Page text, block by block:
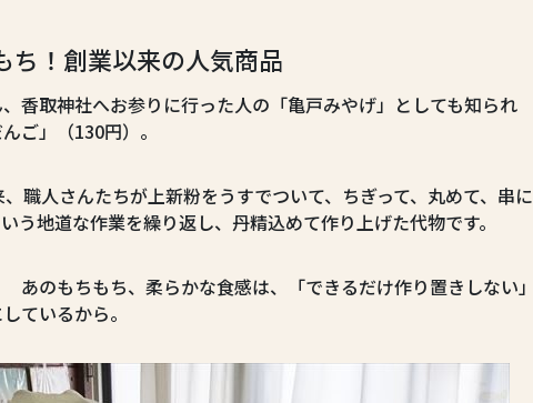
ち！創業以来の人気商品
香取神社へお参りに行った人の「亀戸みやげ」としても知られ
ご」（130円）。
職人さんたちが上新粉をうすでついて、ちぎって、丸めて、串に
う地道な作業を繰り返し、丹精込めて作り上げた代物です。
あのもちもち、柔らかな食感は、「できるだけ作り置きしない」
ているから。